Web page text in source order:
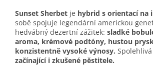
Sunset Sherbet je hybrid s orientací na
sobě spojuje legendární americkou
hedvábný dezertní zážitek: sladké
aroma, krémové podtóny, hustou
konzistentně vysoké výnosy.
začínající i zkušené pěstitele.